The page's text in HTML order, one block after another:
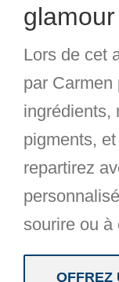
Lors de cet
par Carmen
ingrédients,
pigments,
repartirez
personnalisé
sourire ou à
OFFREZ